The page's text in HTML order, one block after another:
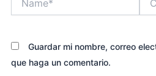
Guardar mi nombre, correo
que haga un comentario.